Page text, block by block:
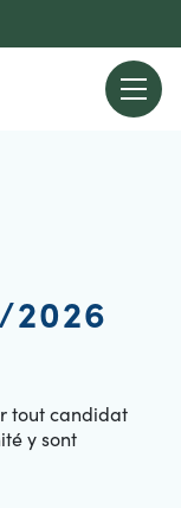
2026
tout candidat
y sont